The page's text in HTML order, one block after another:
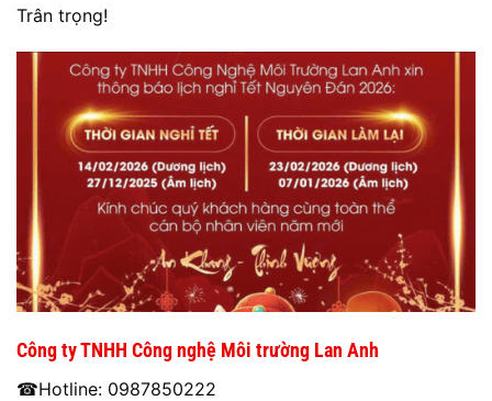
Trân trọng!
Công ty TNHH Công nghệ Môi trường Lan Anh
☎Hotline: 0987850222